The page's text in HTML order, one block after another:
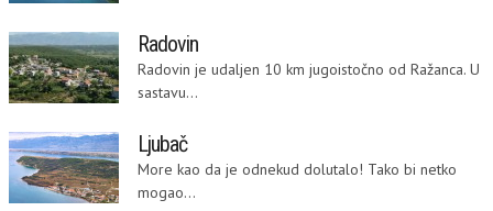
Radovin
Radovin je udaljen 10 km jugoistočno od Ražanca. U
sastavu...
Ljubač
More kao da je odnekud dolutalo! Tako bi netko
mogao...